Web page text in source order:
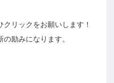
リックをお願いします！
励みになります。